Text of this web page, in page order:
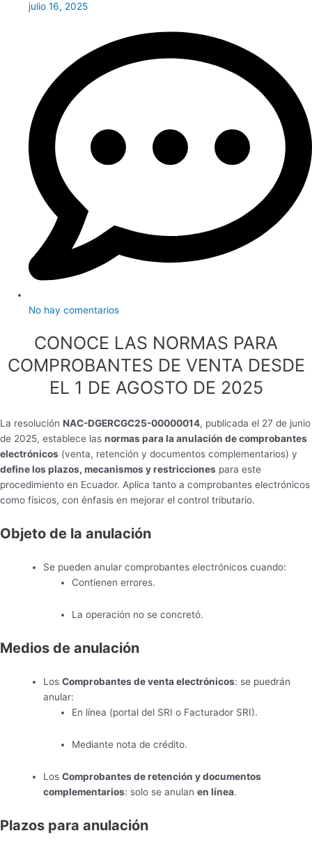
julio 16, 2025
No hay comentarios
CONOCE LAS NORMAS PARA
COMPROBANTES DE VENTA DESDE
EL 1 DE AGOSTO DE 2025
La resolución NAC-DGERCGC25-00000014, publicada el 27 de junio
de 2025, establece las normas para la anulación de comprobantes
electrónicos (venta, retención y documentos complementarios) y
define los plazos, mecanismos y restricciones para este
procedimiento en Ecuador. Aplica tanto a comprobantes electrónicos
como físicos, con énfasis en mejorar el control tributario.
Objeto de la anulación
Se pueden anular comprobantes electrónicos cuando:
Contienen errores.
La operación no se concretó.
Medios de anulación
Los Comprobantes de venta electrónicos: se puedrán
anular:
En línea (portal del SRI o Facturador SRI).
Mediante nota de crédito.
Los Comprobantes de retención y documentos
complementarios: solo se anulan en línea.
Plazos para anulación